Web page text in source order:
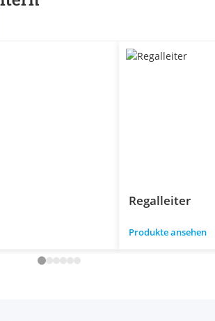
Regalleiter
Produkte ansehen